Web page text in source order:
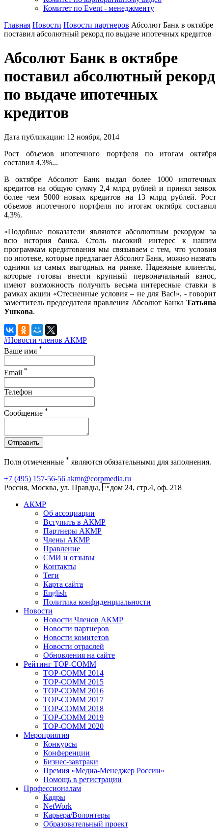
Комитет по Event - менеджменту
Главная Новости Новости партнеров Абсолют Банк в октябре
поставил абсолютный рекорд по выдаче ипотечных кредитов
Абсолют Банк в октябре
поставил абсолютный рекорд
по выдаче ипотечных
кредитов
Дата публикации: 12 ноября, 2014
Рост объемов ипотечного портфеля по итогам октября
составил 4,3%...
В октябре Абсолют Банк выдал более 1000 ипотечных
кредитов на общую сумму 2,4 млрд рублей и принял заявок
более чем 5000 новых кредитов на 13 млрд рублей. Рост
объемов ипотечного портфеля по итогам октября составил
4,3%.
«Подобные показатели являются абсолютным рекордом за
всю история банка. Столь высокий интерес к нашим
программам кредитования мы связываем с тем, что условия
по ипотеке, которые предлагает Абсолют Банк, можно назвать
одними из самых выгодных на рынке. Надежные клиенты,
которые готовы внести крупный первоначальный взнос,
имеют возможность получить весьма интересные ставки в
рамках акции «Стесненные условия – не для Вас!», - говорит
заместитель председателя правления Абсолют Банка Татьяна
Ушкова.
#Новости членов АКМР
Ваше имя *
Email *
Телефон
Сообщение *
Отправить
Поля отмеченные * являются обязательными для заполнения.
+7 (495) 157-56-56 akmr@corpmedia.ru
Россия, Москва, ул. Правды, дом 24, стр.4, оф. 218
АКМР
Об ассоциации
Вступить в АКМР
Партнеры АКМР
Члены АКМР
Правление
СМИ и отзывы
Контакты
Теги
Карта сайта
English
Политика конфиденциальности
Новости
Новости Членов АКМР
Новости партнеров
Новости комитетов
Новости отраслей
Обновления на сайте
Рейтинг TOP-COMM
TOP-COMM 2014
TOP-COMM 2015
TOP-COMM 2016
TOP-COMM 2017
TOP-COMM 2018
TOP-COMM 2019
TOP-COMM 2020
Мероприятия
Конкурсы
Конференции
Бизнес-завтраки
Премия «Медиа-Менеджер России»
Помощь в регистрации
Профессионалам
Кадры
NetWork
Карьера/Волонтеры
Образовательный проект